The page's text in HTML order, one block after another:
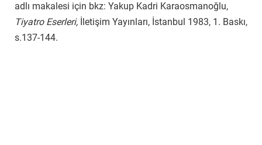
adlı makalesi için bkz: Yakup Kadri Karaosmanoğlu,
Tiyatro Eserleri, İletişim Yayınları, İstanbul 1983, 1. Baskı,
s.137-144.